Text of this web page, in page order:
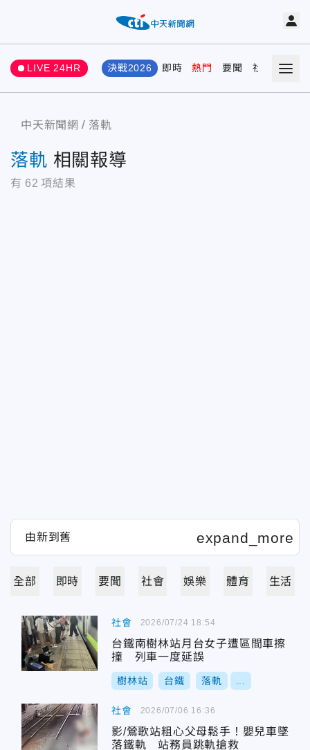
LIVE 24HR 決戰2026 即時 熱門 要聞 社會 娛樂
中天新聞網 落軌
落軌 相關報導
有 62 項結果
全部 即時 要聞 社會 娛樂 體育 生活
社會
台鐵南樹林站月台女子遭區間車擦
撞 列車一度延誤
樹林站 台鐵 落軌
2026/07/24 18:54
社會
影/鶯歌站粗心父母鬆手！嬰兒車墜
落鐵軌 站務員跳軌搶救
2026/07/06 16:36